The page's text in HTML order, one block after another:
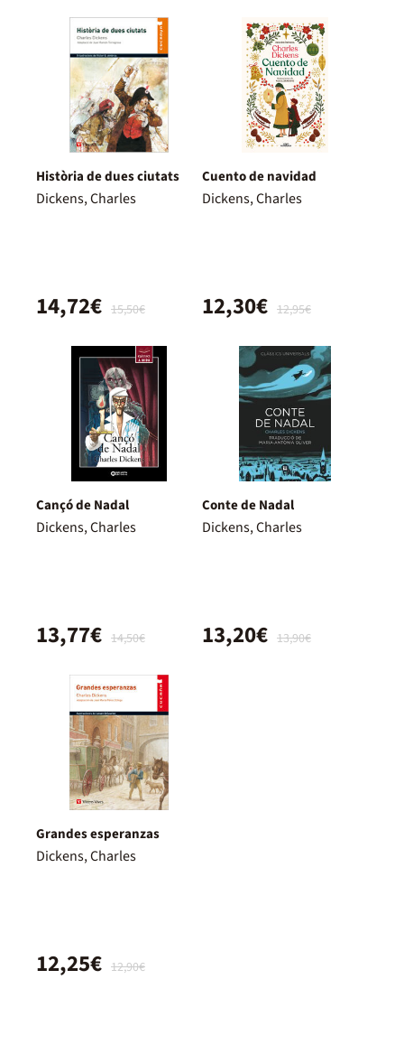
Història de dues ciutats
Dickens, Charles
15,50€
14,72€
Cuento de navidad
Dickens, Charles
12,95€
12,30€
Cançó de Nadal
Dickens, Charles
14,50€
13,77€
Conte de Nadal
Dickens, Charles
13,90€
13,20€
Grandes esperanzas
Dickens, Charles
12,90€
12,25€